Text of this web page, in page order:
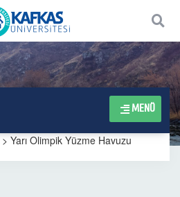
MENÜ
> Yarı Olimpik Yüzme Havuzu